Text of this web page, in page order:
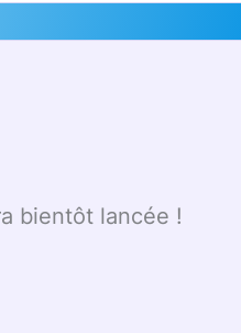
bientôt lancée !